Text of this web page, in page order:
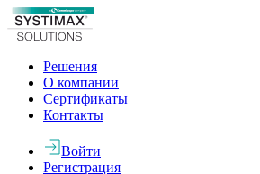
Решения
О компании
Сертификаты
Контакты
Войти
Регистрация